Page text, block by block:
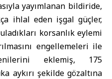
yayımlanan bildiride,
ihlal eden işgal güçler,
korsanlık eylemi
engellemeleri ile
eklemiş, 175
aykırı şekilde gözaltına